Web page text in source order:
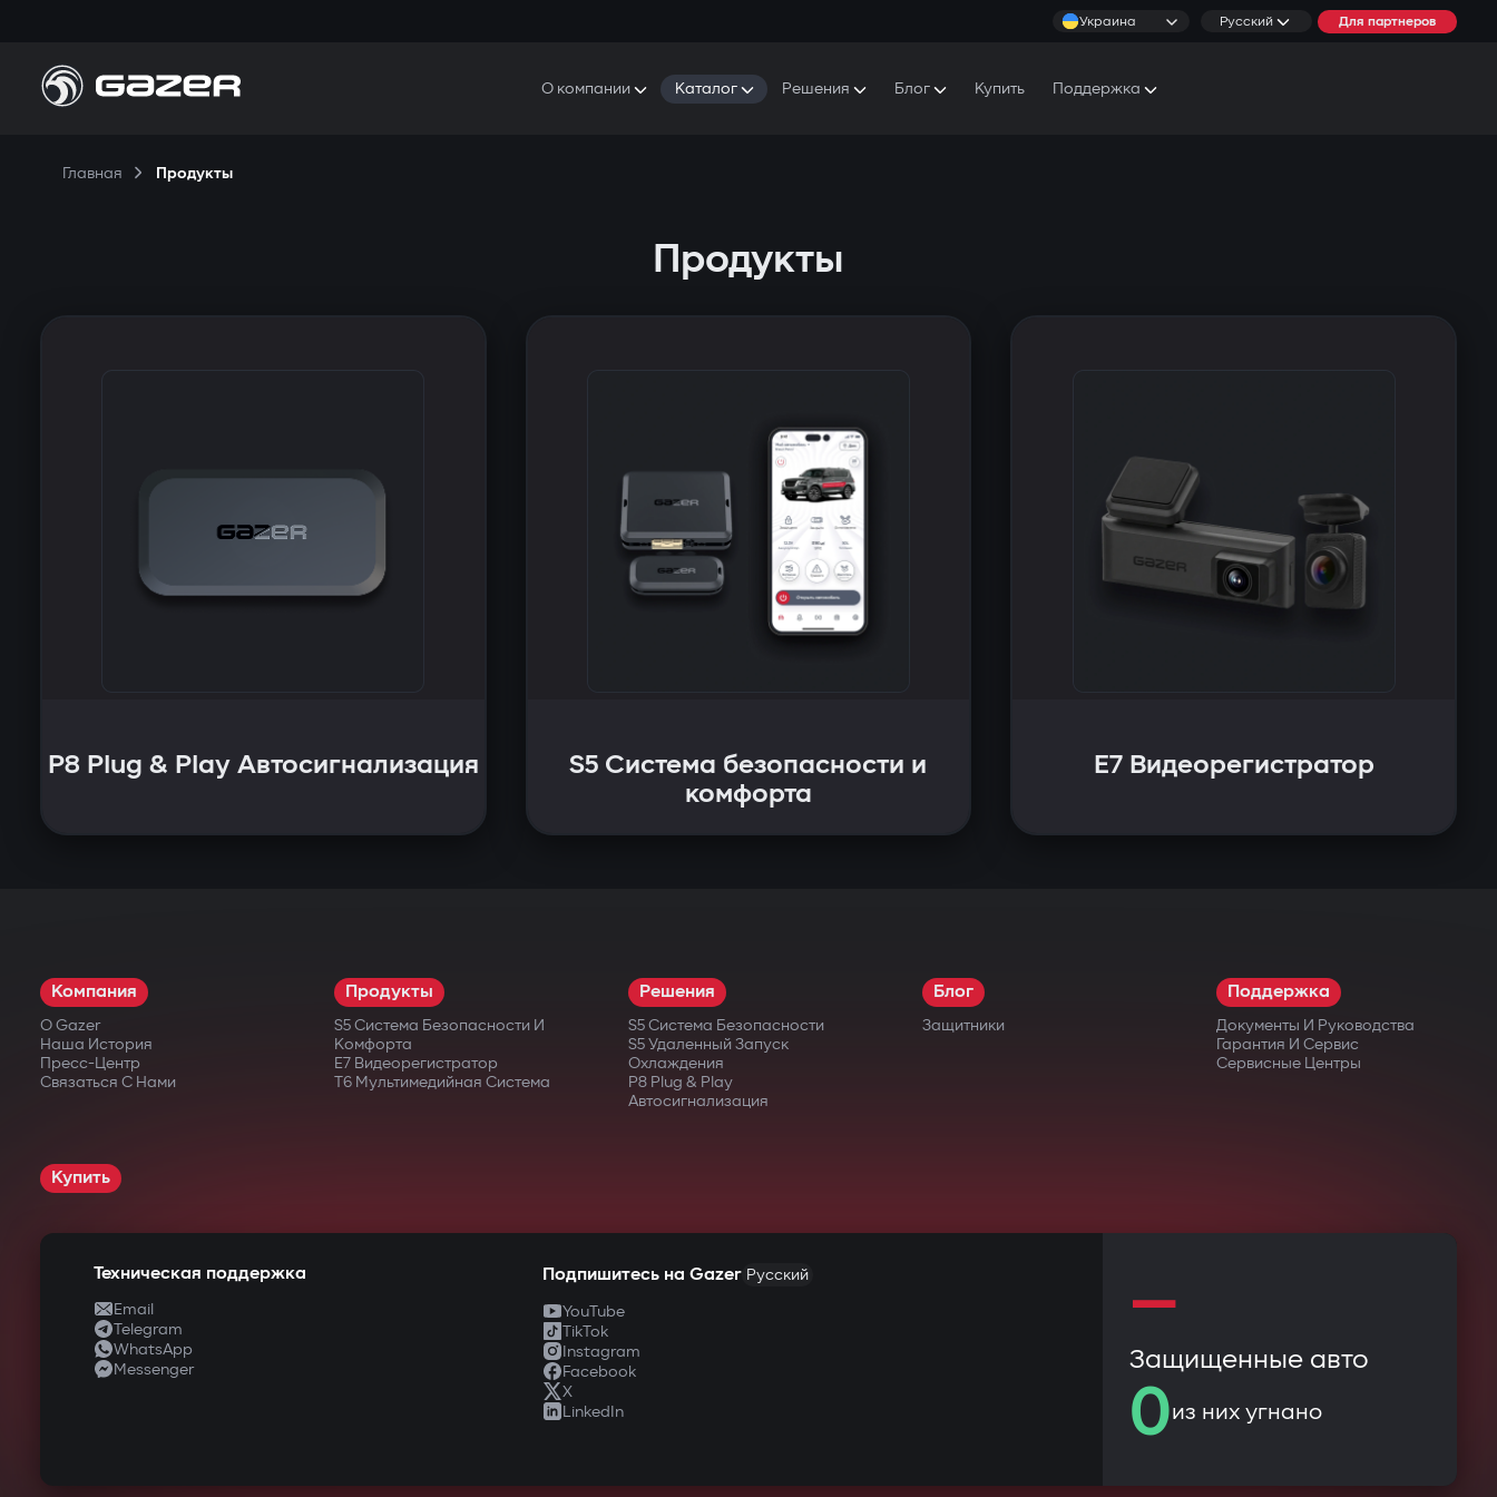
Украина Русский Для партнеров
О компании Каталог Решения Блог Купить Поддержка
Главная Продукты
Продукты
P8 Plug & Play Автосигнализация
S5 Система безопасности и
комфорта
E7 Видеорегистратор
Компания
О Gazer
Наша История
Пресс-Центр
Связаться С Нами
Продукты
S5 Система Безопасности И
Комфорта
E7 Видеорегистратор
T6 Мультимедийная Система
Решения
S5 Система Безопасности
S5 Удаленный Запуск
Охлаждения
P8 Plug & Play
Автосигнализация
Блог
Защитники
Поддержка
Документы И Руководства
Гарантия И Сервис
Сервисные Центры
Купить
Техническая поддержка
Email
Telegram
WhatsApp
Messenger
Подпишитесь на Gazer Русский
YouTube
TikTok
Instagram
Facebook
X
LinkedIn
—
Защищенные авто
0из них угнано